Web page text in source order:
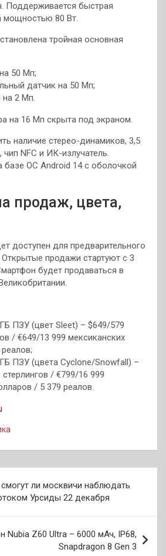
Поддерживается быстрая
мощностью 80 Вт.
тройная основная
50 Мп;
датчик на 50 Мп;
на 2 Мп.
на 16 Мп скрыта под экраном.
наличие стерео-динамиков, 3,5
NFC и ИК-излучатель.
базе ОС Android 14 с оболочкой
продаж, цвета,
доступен для предварительного
продажи стартуют с 3
будет продаваться в
ПЗУ (цвет Sleet) – $649/579
/ €649/13 999 мексиканских
ПЗУ (цвета Cyclone/Snowfall) –
/ €799/16 999
/ 5 379 реалов.
ли москвичи наблюдать
Урсиды 22 декабря
Nubia Z60 Ultra – 6000 мАч, IP68,
Snapdragon 8 Gen 3